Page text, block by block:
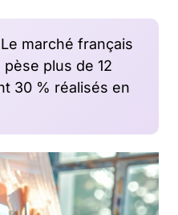
marché français
plus de 12
30 % réalisés en